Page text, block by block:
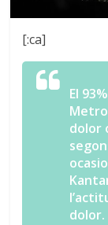
[:ca]
El
dolor
dolor.